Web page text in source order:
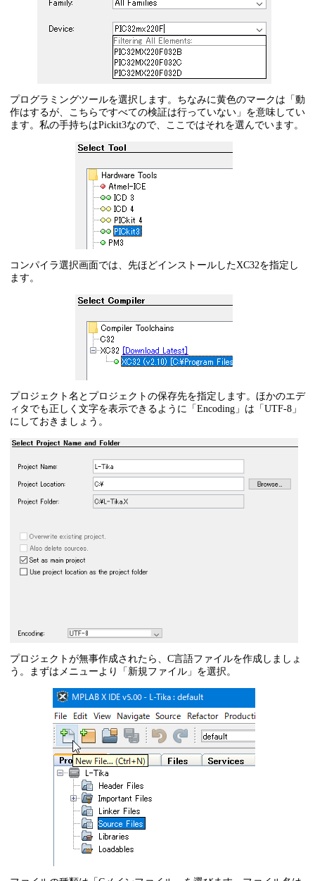
プログラミングツールを選択します。ちなみに黄色のマークは「動
作はするが、こちらですべての検証は行っていない」を意味してい
ます。私の手持ちはPickit3なので、ここではそれを選んでいます。
コンパイラ選択画面では、先ほどインストールしたXC32を指定し
ます。
プロジェクト名とプロジェクトの保存先を指定します。ほかのエデ
ィタでも正しく文字を表示できるように「Encoding」は「UTF-8」
にしておきましょう。
プロジェクトが無事作成されたら、C言語ファイルを作成しましょ
う。まずはメニューより「新規ファイル」を選択。